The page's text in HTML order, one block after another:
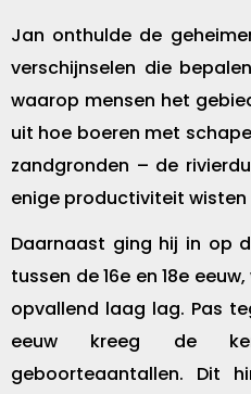
Jan onthulde de
verschijnselen die
waarop mensen het
uit hoe boeren met
zandgronden – de
enige productiviteit wisten
Daarnaast ging hij in op
tussen de 16e en 18e
opvallend laag lag. Pas
eeuw kreeg de
geboorteaantallen. Dit